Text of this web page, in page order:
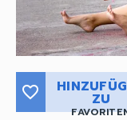
favorite_border ZU